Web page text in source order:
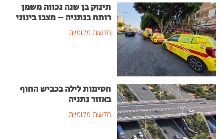
תינוק בן שנה נכווה משמן
רותח בנתניה – מצבו בינוני
חדשות מקומיות
חסימות לילה בכביש החוף
באזור נתניה
חדשות מקומיות